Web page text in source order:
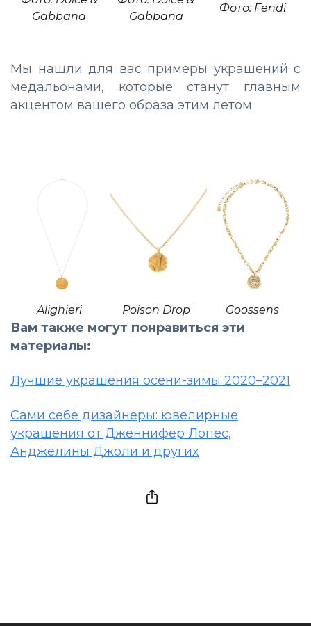
Gabbana
Gabbana
Фото: Fendi
Мы нашли для вас примеры украшений с
медальонами, которые станут главным
акцентом вашего образа этим летом.
Alighieri Poison Drop Goossens
Вам также могут понравиться эти
материалы:
Лучшие украшения осени-зимы 2020–2021
Сами себе дизайнеры: ювелирные
украшения от Дженнифер Лопес,
Анджелины Джоли и других